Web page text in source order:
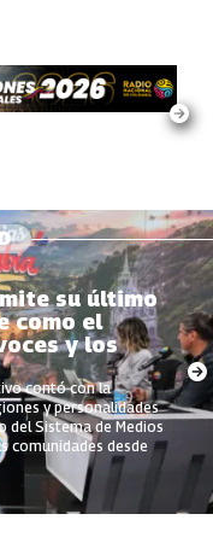
su último
como el
y los
contó con la
y personalidades
del Sistema de Medios
comunidades desde